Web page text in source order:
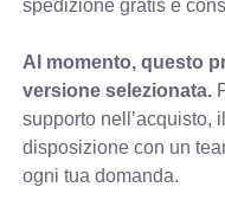
spedizione gratis e
Al momento, questo
versione selezionata.
supporto nell’acquisto,
disposizione con un
ogni tua domanda.